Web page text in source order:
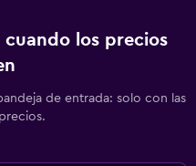
los precios
de entrada: solo con las